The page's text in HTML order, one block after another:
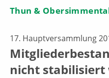
Thun &
17. Hauptversammlung
nicht stabilisiert